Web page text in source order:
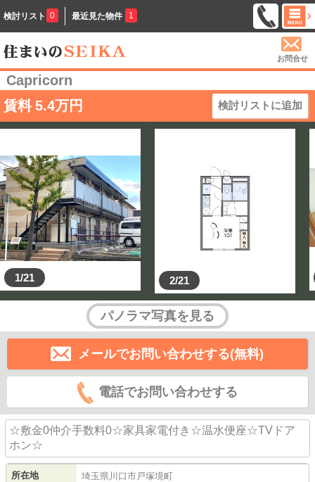
検討リスト 0 最近見た物件 1
お問合せ
Capricorn
賃料 5.4万円 検討リストに追加
1/21 2/21
パノラマ写真を見る
メールでお問い合わせする(無料)
電話でお問い合わせする
☆敷金0仲介手数料0☆家具家電付き☆温水便座☆TVドア
ホン☆
所在地 埼玉県 川口市 戸塚境町